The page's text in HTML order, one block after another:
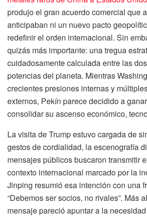
produjo el gran acuerdo comercial que
anticipaban ni un nuevo pacto
redefinir el orden internacional. Sin
quizás más importante: una tregua
cuidadosamente calculada entre las
potencias del planeta. Mientras
crecientes presiones internas y
externos, Pekín parece decidido a
consolidar su ascenso económico,
La visita de Trump estuvo cargada de
gestos de cordialidad, la escenografía
mensajes públicos buscaron transmitir
contexto internacional marcado por la
Jinping resumió esa intención con una
“Debemos ser socios, no rivales”. Más
mensaje pareció apuntar a la